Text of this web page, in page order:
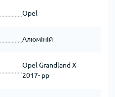
Opel
Алюміній
Opel Grandland X
2017- рр